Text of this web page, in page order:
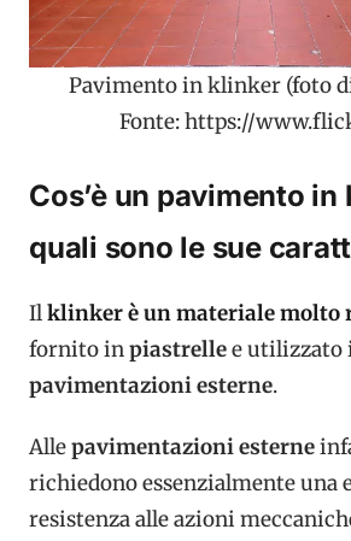
Pavimento in klinker (foto
Fonte: https://
Cos’è un pavimento in
quali sono le sue
Ilklinker è un materiale molto
fornito inpiastrellee utilizzato
pavimentazioni esterne.
Allepavimentazioni esterne
richiedono essenzialmente una
resistenza alle azioni